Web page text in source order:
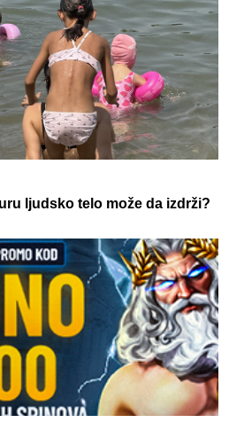
ljudsko telo može da izdrži?